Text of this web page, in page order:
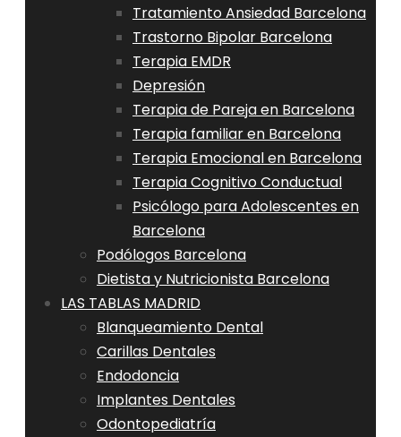
Tratamiento Ansiedad Barcelona
Trastorno Bipolar Barcelona
Terapia EMDR
Depresión
Terapia de Pareja en Barcelona
Terapia familiar en Barcelona
Terapia Emocional en Barcelona
Terapia Cognitivo Conductual
Psicólogo para Adolescentes en
Barcelona
Podólogos Barcelona
Dietista y Nutricionista Barcelona
LAS TABLAS MADRID
Blanqueamiento Dental
Carillas Dentales
Endodoncia
Implantes Dentales
Odontopediatría